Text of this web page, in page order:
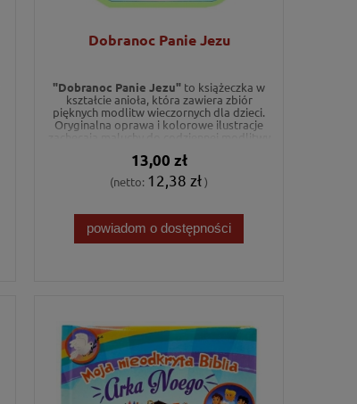
Dobranoc Panie Jezu
"Dobranoc Panie Jezu" to książeczka w
kształcie anioła, która zawiera zbiór
pięknych modlitw wieczornych dla dzieci.
Oryginalna oprawa i kolorowe ilustracje
zachęcają maluchy do codziennej modlitwy
snem.
13,00 zł
(netto: 12,38 zł)
powiadom o dostępności